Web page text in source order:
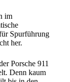
im
Spurführung
her.
Porsche 911
Denn kaum